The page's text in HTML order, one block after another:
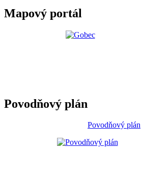
Mapový portál
Povodňový plán
Povodňový plán